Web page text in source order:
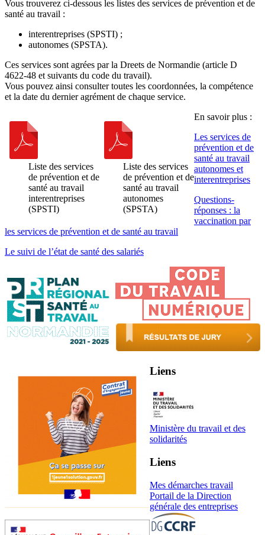
Vous trouverez ci-dessous les listes des services de prévention et de
santé au travail :
interentreprises (SPSTI) ;
autonomes (SPSTA).
Ces services sont agrées par la Dreets de Normandie (article D
4622-48 et suivants du code du travail).
Vous pouvez ainsi consulter toutes les coordonnées, la compétence
et la date du dernier agrément de chaque service.
Liste des services
de prévention et de
santé au travail
interentreprises
(SPSTI)
Liste des services
de prévention et de
santé au travail
autonomes
(SPSTA)
En savoir plus :
Les services de
prévention et de
santé au travail
autonomes et
interentreprises
Questions-
réponses : la
vaccination par
les services de prévention et de santé au travail
Le suivi de l’état de santé des salariés
Liens
Ministère du travail et des
solidarités
Liens
Mes démarches travail
Portail de la Direction
générale des entreprises